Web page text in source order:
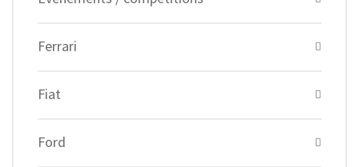
Ferrari
Fiat
Ford